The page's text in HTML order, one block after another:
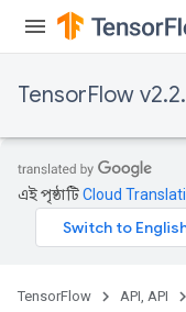
TensorFlow
এই পৃষ্ঠাটিCloud
TensorFlow API, API